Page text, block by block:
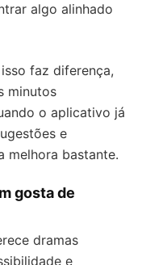
algo alinhado
faz diferença,
minutos
o aplicativo já
e
melhora bastante.
gosta de
dramas
e